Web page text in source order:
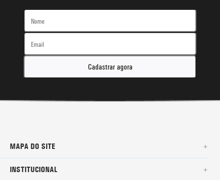
Cadastrar agora
MAPA DO SITE +
SURF
INSTITUCIONAL +